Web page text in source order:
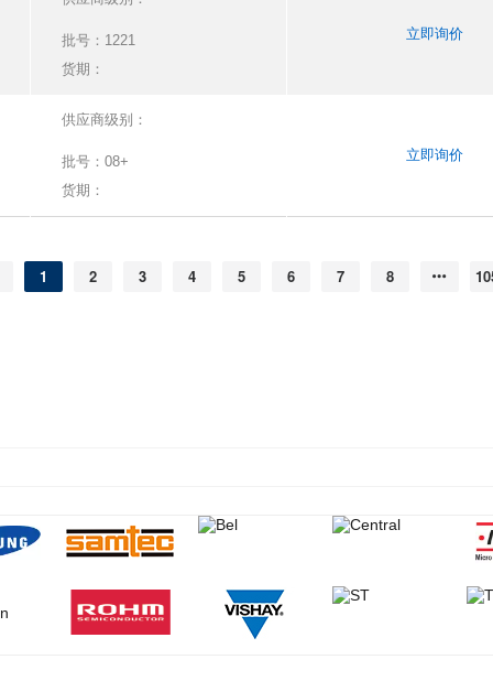
批号： 1221
货期：
立即询价
供应商级别：
批号： 08+
货期：
立即询价
1 2 3 4 5 6 7 8